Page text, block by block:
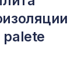
palete